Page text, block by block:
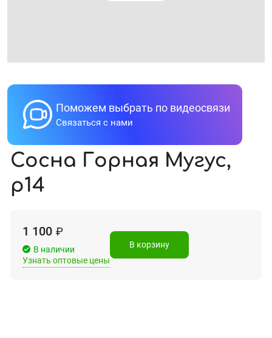
Поможем выбрать по видеосвязи
Связаться с нами
Сосна Горная Мугус,
р14
1 100 ₽
В наличии
Узнать оптовые цены
В корзину